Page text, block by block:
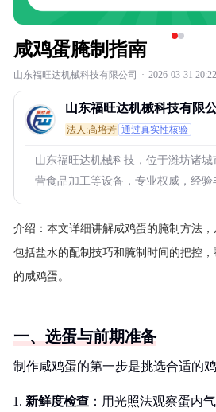
咸鸡蛋腌制指南
山东福旺达机械科技有限公司 · 2026-03-31
山东福旺达机械科技有限
法人:高培芳 通过真实性核验
山东福旺达机械科技，位于潍坊诸城
营食品加工等设备，专业权威，经验
介绍： 本文详细讲解咸鸡蛋的腌制方法，
包括盐水的配制技巧和腌制时间的把控
的咸鸡蛋。
一、选蛋与前期准备
制作咸鸡蛋的第一步是挑选合适的鸡
新鲜度检查 ：用光照法观察蛋内